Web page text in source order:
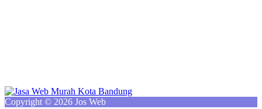
Copyright © 2026 Jos Web